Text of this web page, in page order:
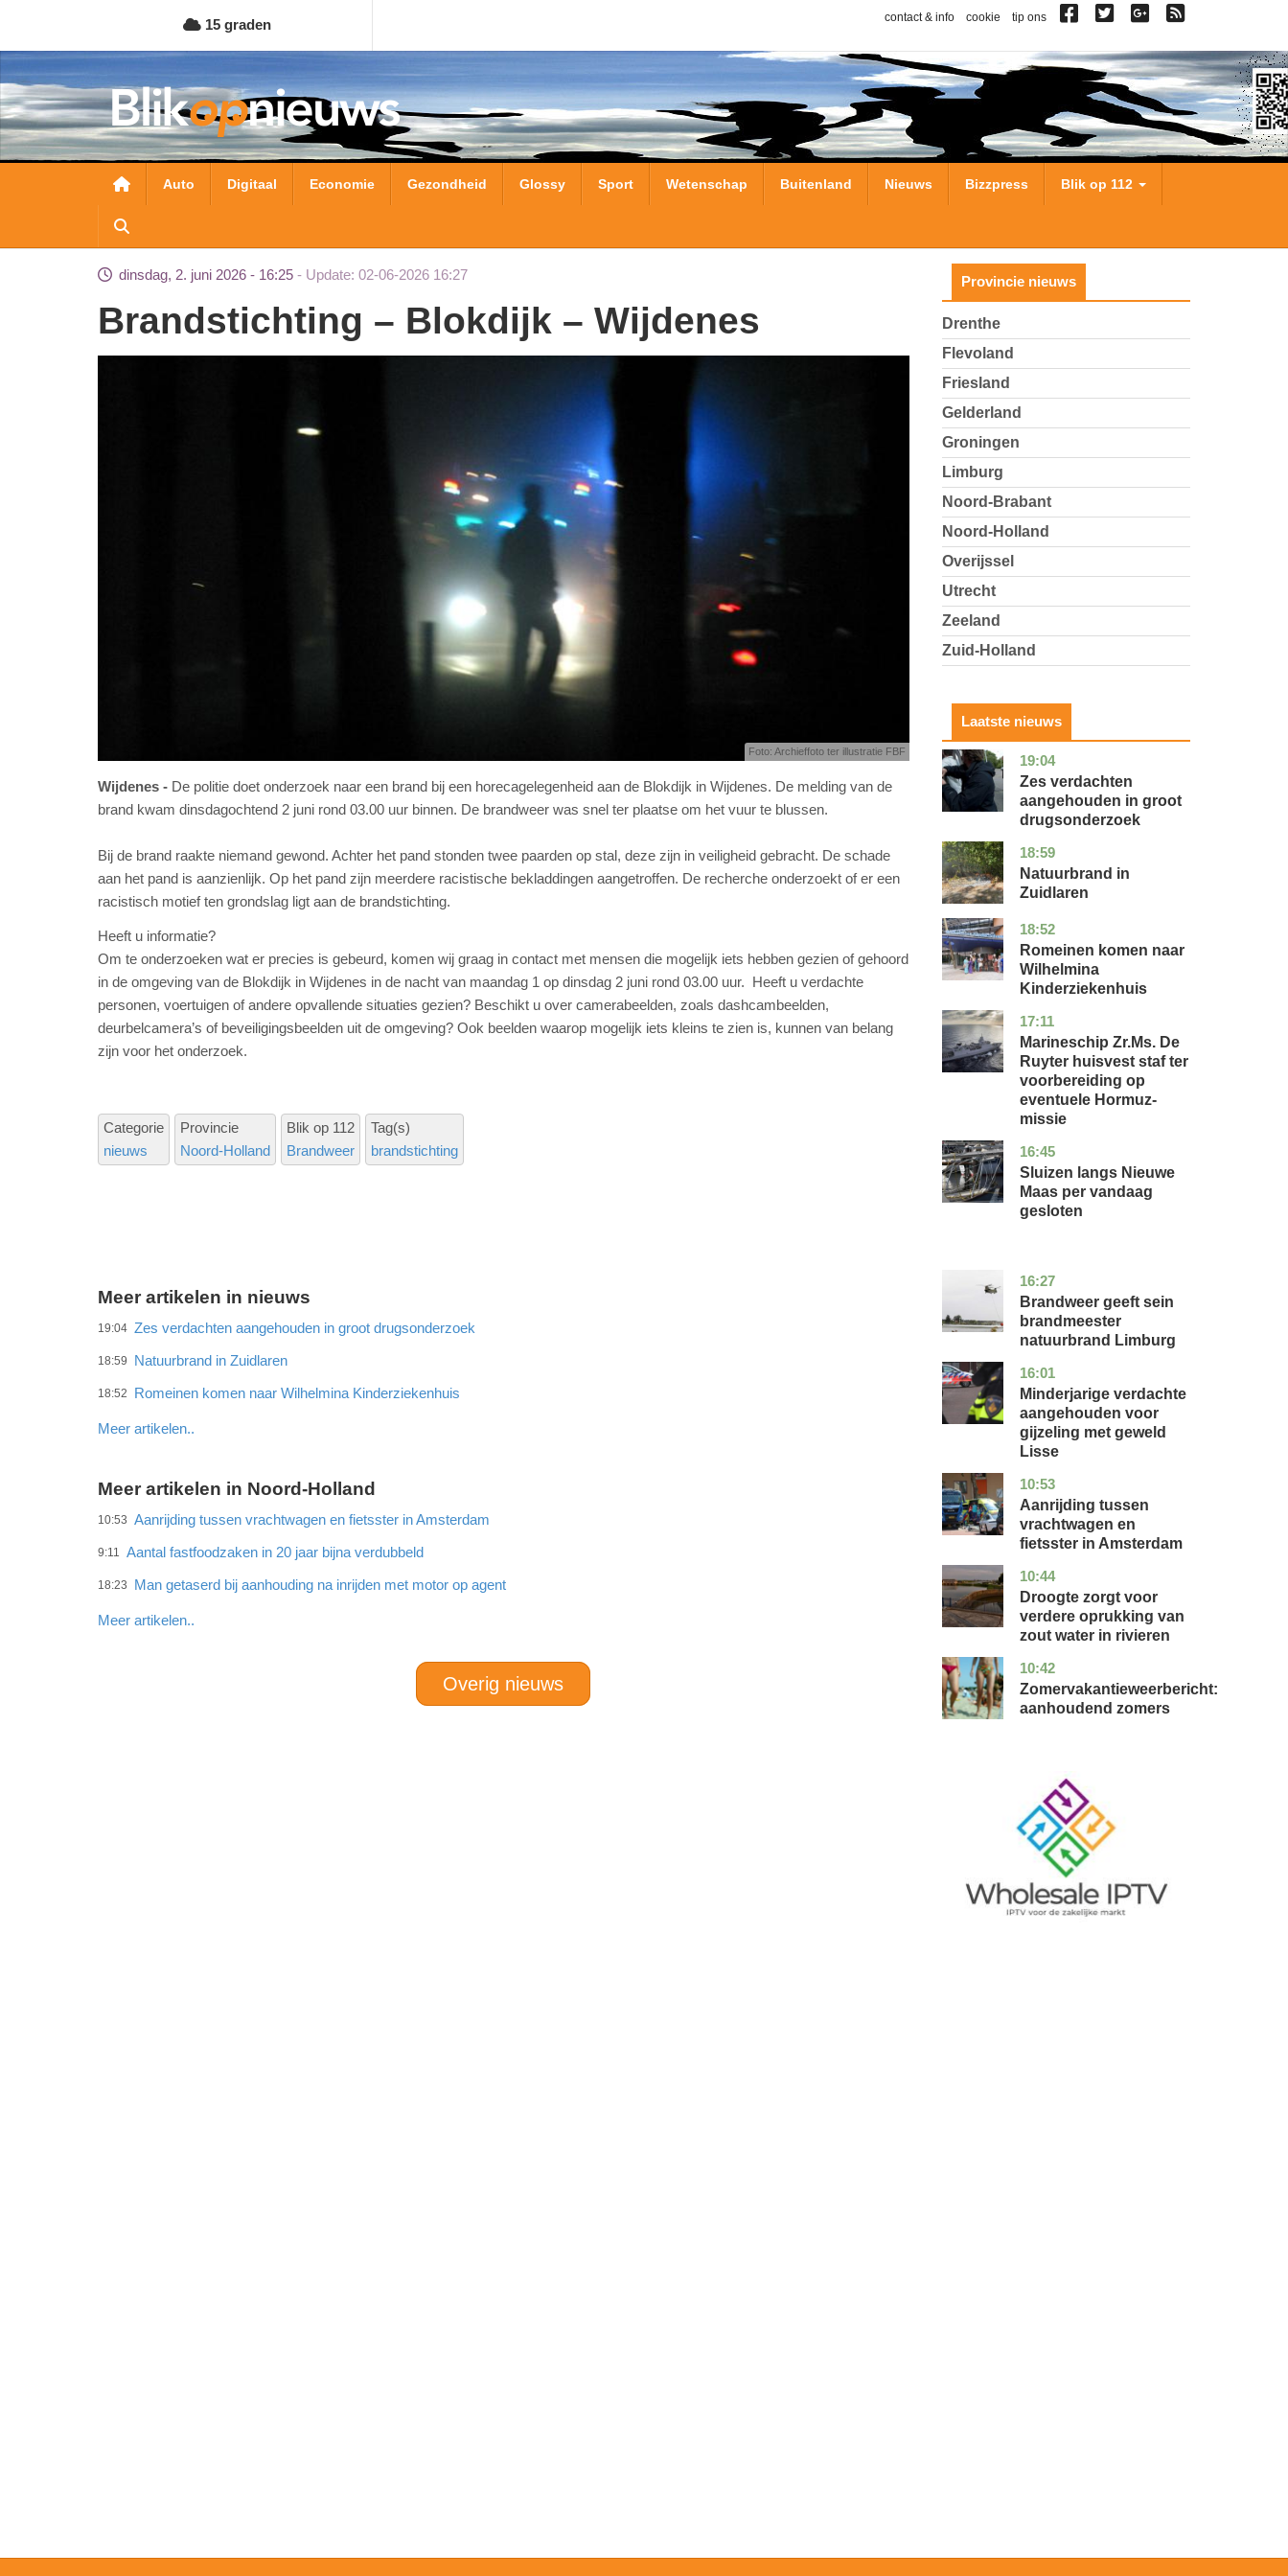
naar
de
inhoud
gaan
15 graden contact & info cookie tip ons
Hoofdnavigatie
Auto Digitaal Economie Gezondheid Glossy Sport Wetenschap Buitenland Nieuws Bizzpress Blik op 112
dinsdag, 2. juni 2026 - 16:25 Update: 02-06-2026 16:27
Brandstichting – Blokdijk – Wijdenes
Foto: Archieffoto ter illustratie FBF
Wijdenes
De politie doet onderzoek naar een brand bij een horecagelegenheid aan de Blokdijk in Wijdenes. De melding van de
brand kwam dinsdagochtend 2 juni rond 03.00 uur binnen. De brandweer was snel ter plaatse om het vuur te blussen.
Bij de brand raakte niemand gewond. Achter het pand stonden twee paarden op stal, deze zijn in veiligheid gebracht. De schade
aan het pand is aanzienlijk. Op het pand zijn meerdere racistische bekladdingen aangetroffen. De recherche onderzoekt of er een
racistisch motief ten grondslag ligt aan de brandstichting.
Heeft u informatie?
Om te onderzoeken wat er precies is gebeurd, komen wij graag in contact met mensen die mogelijk iets hebben gezien of gehoord
in de omgeving van de Blokdijk in Wijdenes in de nacht van maandag 1 op dinsdag 2 juni rond 03.00 uur. Heeft u verdachte
personen, voertuigen of andere opvallende situaties gezien? Beschikt u over camerabeelden, zoals dashcambeelden,
deurbelcamera’s of beveiligingsbeelden uit de omgeving? Ook beelden waarop mogelijk iets kleins te zien is, kunnen van belang
zijn voor het onderzoek.
Categorie
nieuws
Provincie
Noord-Holland
Blik op 112
Brandweer
Tag(s)
brandstichting
Meer artikelen in nieuws
19:04 Zes verdachten aangehouden in groot drugsonderzoek
18:59 Natuurbrand in Zuidlaren
18:52 Romeinen komen naar Wilhelmina Kinderziekenhuis
Meer artikelen..
Meer artikelen in Noord-Holland
10:53 Aanrijding tussen vrachtwagen en fietsster in Amsterdam
9:11 Aantal fastfoodzaken in 20 jaar bijna verdubbeld
18:23 Man getaserd bij aanhouding na inrijden met motor op agent
Meer artikelen..
Overig nieuws
Provincie nieuws
Drenthe
Flevoland
Friesland
Gelderland
Groningen
Limburg
Noord-Brabant
Noord-Holland
Overijssel
Utrecht
Zeeland
Zuid-Holland
Laatste nieuws
19:04
zuid-
holland
nieuws
Zes verdachten
aangehouden in groot
drugsonderzoek
18:59
drenthe
nieuws
Natuurbrand in
Zuidlaren
18:52
utrecht
nieuws
Romeinen komen naar
Wilhelmina
Kinderziekenhuis
17:11
zuid-
holland
nieuws
Marineschip Zr.Ms. De
Ruyter huisvest staf ter
voorbereiding op
eventuele Hormuz-
missie
16:45
zuid-
holland
nieuws
Sluizen langs Nieuwe
Maas per vandaag
gesloten
16:27
limburg
nieuws
Brandweer geeft sein
brandmeester
natuurbrand Limburg
16:01
zuid-
holland
nieuws
Minderjarige verdachte
aangehouden voor
gijzeling met geweld
Lisse
10:53
noord-
holland
nieuws
Aanrijding tussen
vrachtwagen en
fietsster in Amsterdam
10:44
gelderland
nieuws
Droogte zorgt voor
verdere oprukking van
zout water in rivieren
10:42
utrecht
nieuws
Zomervakantieweerbericht:
aanhoudend zomers